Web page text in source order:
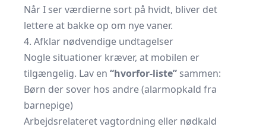
Når I ser værdierne sort på hvidt, bliver det
lettere at bakke op om nye vaner.
4. Afklar nødvendige undtagelser
Nogle situationer kræver, at mobilen er
tilgængelig. Lav en “hvorfor-liste” sammen:
Børn der sover hos andre (alarmopkald fra
barnepige)
Arbejdsrelateret vagtordning eller nødkald